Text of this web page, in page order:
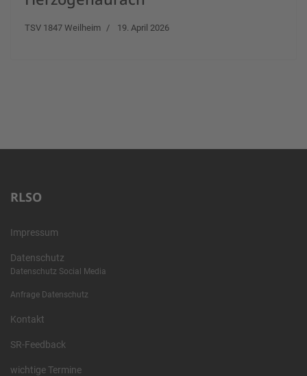
TSV 1847 Weilheim 19. April 2026
RLSO
Impressum
Datenschutz
Datenschutz Social Media
Anfrage Datenschutz
Kontakt
SR-Feedback
wichtige Termine